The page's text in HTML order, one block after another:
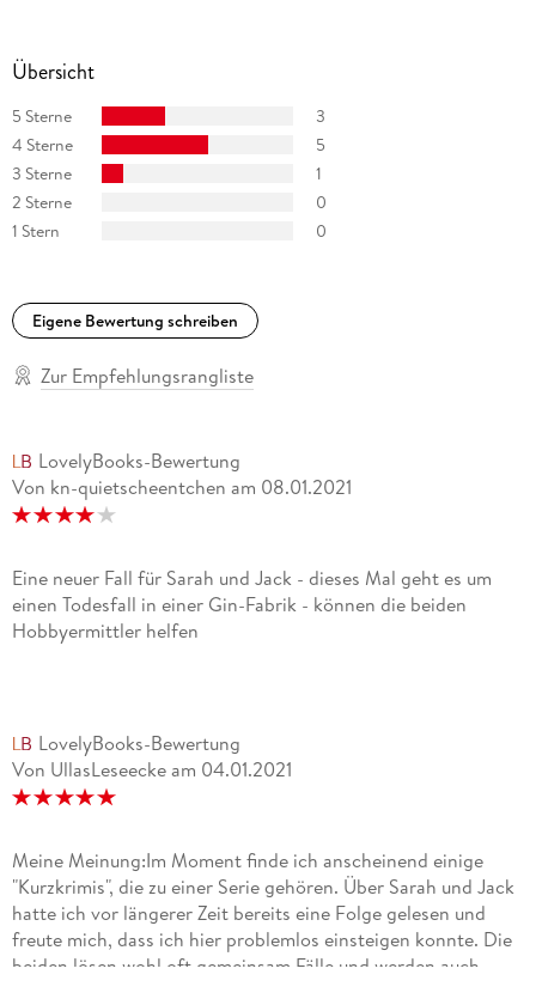
Übersicht
5 Sterne
3
4 Sterne
5
3 Sterne
1
2 Sterne
0
1 Stern
0
Eigene Bewertung schreiben
Zur Empfehlungsrangliste
LovelyBooks-Bewertung
Von kn-quietscheentchen am 08.01.2021
Eine neuer Fall für Sarah und Jack - dieses Mal geht es um
einen Todesfall in einer Gin-Fabrik - können die beiden
Hobbyermittler helfen
LovelyBooks-Bewertung
Von UllasLeseecke am 04.01.2021
Meine Meinung:Im Moment finde ich anscheinend einige
"Kurzkrimis", die zu einer Serie gehören. Über Sarah und Jack
hatte ich vor längerer Zeit bereits eine Folge gelesen und
freute mich, dass ich hier problemlos einsteigen konnte. Die
beiden lösen wohl oft gemeinsam Fälle und werden auch